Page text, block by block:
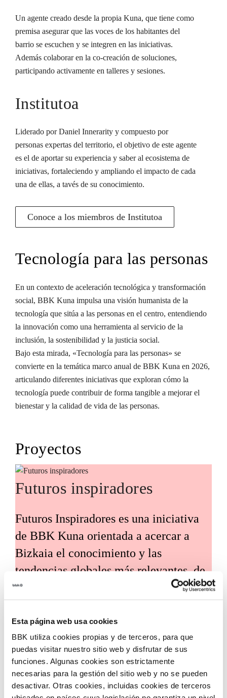
Esta página web usa cookies
BBK utiliza cookies propias y de terceros, para que
puedas visitar nuestro sitio web y disfrutar de sus
funciones. Algunas cookies son estrictamente
necesarias para la gestión del sitio web y no se pueden
desactivar. Otras cookies, incluidas cookies de terceros
Un agente creado desde la propia Kuna, que tiene como
premisa asegurar que las voces de los habitantes del
barrio se escuchen y se integren en las iniciativas.
Además colaborar en la co-creación de soluciones,
participando activamente en talleres y sesiones.
Institutoa
Liderado por Daniel Innerarity y compuesto por
personas expertas del territorio, el objetivo de este agente
es el de aportar su experiencia y saber al ecosistema de
iniciativas, fortaleciendo y ampliando el impacto de cada
una de ellas, a tavés de su conocimiento.
Conoce a los miembros de Institutoa
Tecnología para las personas
En un contexto de aceleración tecnológica y transformación
social, BBK Kuna impulsa una visión humanista de la
tecnología que sitúa a las personas en el centro, entendiendo
la innovación como una herramienta al servicio de la
inclusión, la sostenibilidad y la justicia social.
Bajo esta mirada, «Tecnología para las personas» se
convierte en la temática marco anual de BBK Kuna en 2026,
articulando diferentes iniciativas que exploran cómo la
tecnología puede contribuir de forma tangible a mejorar el
bienestar y la calidad de vida de las personas.
Proyectos
Futuros inspiradores
Futuros Inspiradores es una iniciativa
de BBK Kuna orientada a acercar a
Bizkaia el conocimiento y las
tendencias globales más relevantes, de
la mano de expertos y voces
internacionales de referencia. Su
propósito es traducir estos análisis en
claves útiles para el desarrollo social,
económico y tecnológico del territorio.